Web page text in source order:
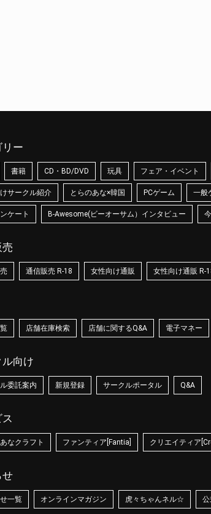
リー
書籍 CD・BD/DVD 玩具 フェア・イベント
サークル紹介 とらのあな×韓国 PCゲーム 一般
ケート B-Awesome(ビーオーサム）インタビュー
通信販売 R-18 女性向け通販 女性向け通販 R-
店舗在庫検索 店舗に関するQ&A 電子マネー
向け
委託案内 新規登録 サークルポータル Q&A
なクラフト ファンティア[Fantia] クリエイティア
せ
一覧 オンラインマガジン 虎々ちゃんネル☆